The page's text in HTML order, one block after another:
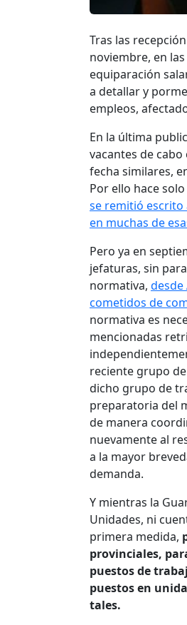
Tras las
noviembre, en
equiparación
a detallar y
empleos,
En la última
vacantes de
fecha similares,
Por ello hace
se remitió escrito
en muchas de
Pero ya en
jefaturas, sin
normativa, desde
cometidos de
normativa es
mencionadas
reciente grupo
dicho grupo de
preparatoria del
de manera
nuevamente al
a la mayor
demanda.
Y mientras la
Unidades, ni
primera medida,
provinciales,
puestos de
puestos en
tales.